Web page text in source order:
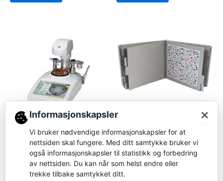
Blocker
Nidek ICE-mini+ Intelligent
Blocker
Logg inn for å bestille
Tester
HRR fargetest – 730006
Logg inn for å bestille
×
Informasjonskapsler
Vi bruker nødvendige informasjonskapsler for at
nettsiden skal fungere. Med ditt samtykke bruker vi
også informasjonskapsler til statistikk og forbedring
av nettsiden. Du kan når som helst endre eller
trekke tilbake samtykket ditt.